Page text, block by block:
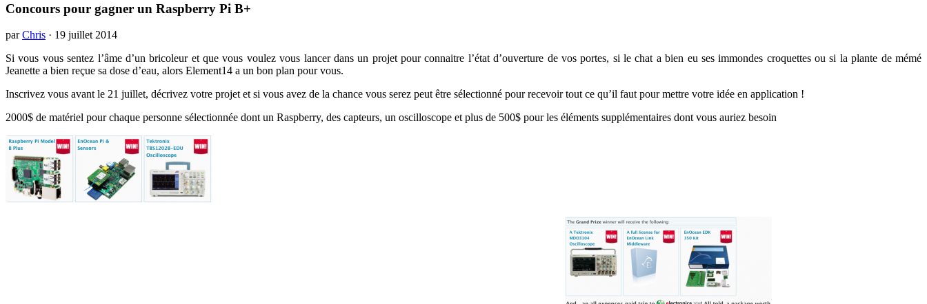
Concours pour gagner un Raspberry Pi B+
parChris · 19 juillet 2014
Si vous vous sentez l’âme d’un bricoleur et que vous voulez vous lancer dans un projet pour connaitre l’état d’ouverture de vos portes, si le chat a bien eu ses immondes croquettes ou si la plante de mémé
Jeanette a bien reçue sa dose d’eau, alors Element14 a un bon plan pour vous.
Inscrivez vous avant le 21 juillet, décrivez votre projet et si vous avez de la chance vous serez peut être sélectionné pour recevoir tout ce qu’il faut pour mettre votre idée en application !
2000$ de matériel pour chaque personne sélectionnée dont un Raspberry, des capteurs, un oscilloscope et plus de 500$ pour les éléments supplémentaires dont vous auriez besoin